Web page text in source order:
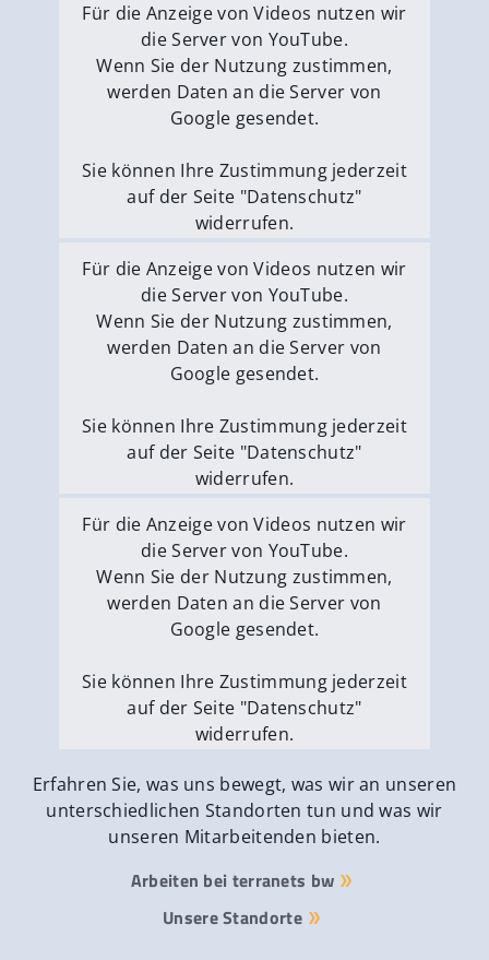
Für die Anzeige von Videos nutzen wir
die Server von YouTube.
Wenn Sie der Nutzung zustimmen,
werden Daten an die Server von
Google gesendet.
Sie können Ihre Zustimmung jederzeit
auf der Seite "Datenschutz"
widerrufen.
Externe Medien erlauben
Für die Anzeige von Videos nutzen wir
die Server von YouTube.
Wenn Sie der Nutzung zustimmen,
werden Daten an die Server von
Google gesendet.
Sie können Ihre Zustimmung jederzeit
auf der Seite "Datenschutz"
widerrufen.
Externe Medien erlauben
Für die Anzeige von Videos nutzen wir
die Server von YouTube.
Wenn Sie der Nutzung zustimmen,
werden Daten an die Server von
Google gesendet.
Sie können Ihre Zustimmung jederzeit
auf der Seite "Datenschutz"
widerrufen.
Externe Medien erlauben
Erfahren Sie, was uns bewegt, was wir an unseren
unterschiedlichen Standorten tun und was wir
unseren Mitarbeitenden bieten.
Arbeiten bei terranets bw
Unsere Standorte